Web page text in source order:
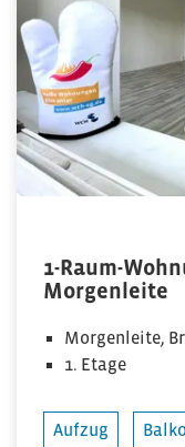
1-Raum-
Morgenleite
Morgenleite,
1. Etage
Aufzug